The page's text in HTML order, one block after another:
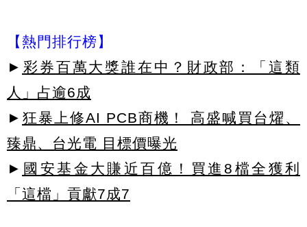
【熱門排行榜】
► 彩券百萬大獎誰在中？財政部：「這類
人」占逾6成
► 狂暴上修AI PCB商機！ 高盛喊買台燿、
臻鼎、台光電 目標價曝光
► 國安基金大賺近百億！買進8檔全獲利
「這檔」貢獻7成7